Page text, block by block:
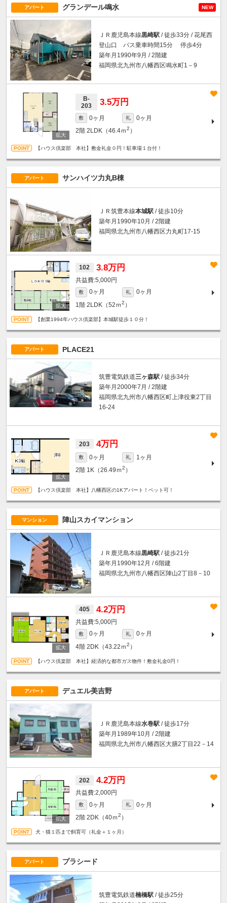
アパート グランデール鳴水 NEW
ＪＲ鹿児島本線黒崎駅 / 徒歩33分 / 花尾西
登山口 バス乗車時間15分 停歩4分
築年月1990年9月 / 2階建
福岡県北九州市八幡西区鳴水町1－9
B-
203
3.5万円
敷 0ヶ月 礼
0ヶ月
2階 2LDK（46.4ｍ2 ）
【ハウス倶楽部 本社】敷金礼金０円！駐車場１台付！
アパート サンハイツ力丸B棟
ＪＲ筑豊本線本城駅 / 徒歩10分
築年月1990年10月 / 2階建
福岡県北九州市八幡西区力丸町17-15
102 3.8万円
5,000円
敷 0ヶ月 礼
0ヶ月
1階 2LDK（52ｍ2 ）
【創業1994年ハウス倶楽部】本城駅徒歩１０分！
アパート PLACE21
筑豊電気鉄道三ヶ森駅 / 徒歩34分
築年月2000年7月 / 2階建
福岡県北九州市八幡西区町上津役東2丁目
16-24
203 4万円
敷 0ヶ月 礼
1ヶ月
2階 1K（26.49ｍ2 ）
【ハウス倶楽部 本社】八幡西区の1Kアパート！ペット可！
マンション 陣山スカイマンション
ＪＲ鹿児島本線黒崎駅 / 徒歩21分
築年月1990年12月 / 6階建
福岡県北九州市八幡西区陣山2丁目8－10
405 4.2万円
5,000円
敷 0ヶ月 礼
0ヶ月
4階 2DK（43.22ｍ2 ）
【ハウス倶楽部 本社】経済的な都市ガス物件！敷金礼金0円！
アパート デュエル美吉野
ＪＲ鹿児島本線水巻駅 / 徒歩17分
築年月1989年10月 / 2階建
福岡県北九州市八幡西区大膳2丁目22－14
202 4.2万円
2,000円
敷 0ヶ月 礼
0ヶ月
2階 2DK（40ｍ2 ）
犬・猫１匹まで飼育可（礼金＋１ヶ月）
アパート プラシード
筑豊電気鉄道楠橋駅 / 徒歩25分